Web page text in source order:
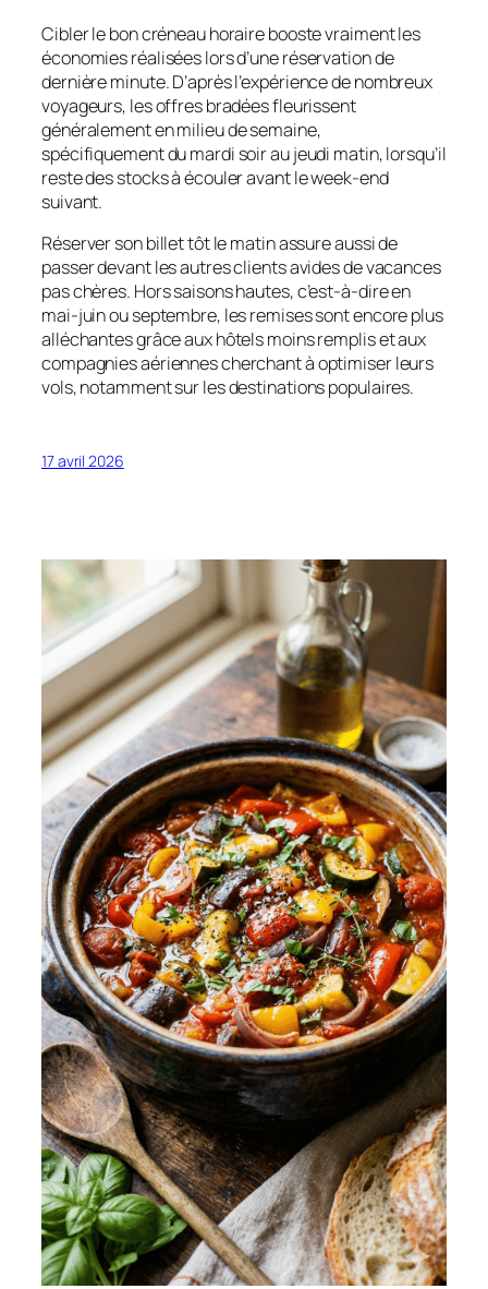
Cibler le bon créneau horaire booste vraiment les
économies réalisées lors d’une réservation de
dernière minute. D’après l’expérience de nombreux
voyageurs, les offres bradées fleurissent
généralement en milieu de semaine,
spécifiquement du mardi soir au jeudi matin, lorsqu’il
reste des stocks à écouler avant le week-end
suivant.
Réserver son billet tôt le matin assure aussi de
passer devant les autres clients avides de vacances
pas chères. Hors saisons hautes, c’est-à-dire en
mai-juin ou septembre, les remises sont encore plus
alléchantes grâce aux hôtels moins remplis et aux
compagnies aériennes cherchant à optimiser leurs
vols, notamment sur les destinations populaires.
17 avril 2026